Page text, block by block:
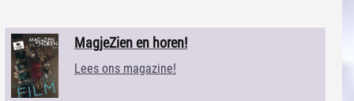
MagjeZien en horen!
Lees ons magazine!